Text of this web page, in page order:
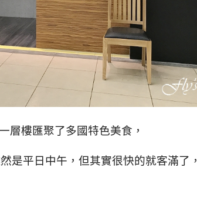
層樓匯聚了多國特色美食，
是平日中午，但其實很快的就客滿了，